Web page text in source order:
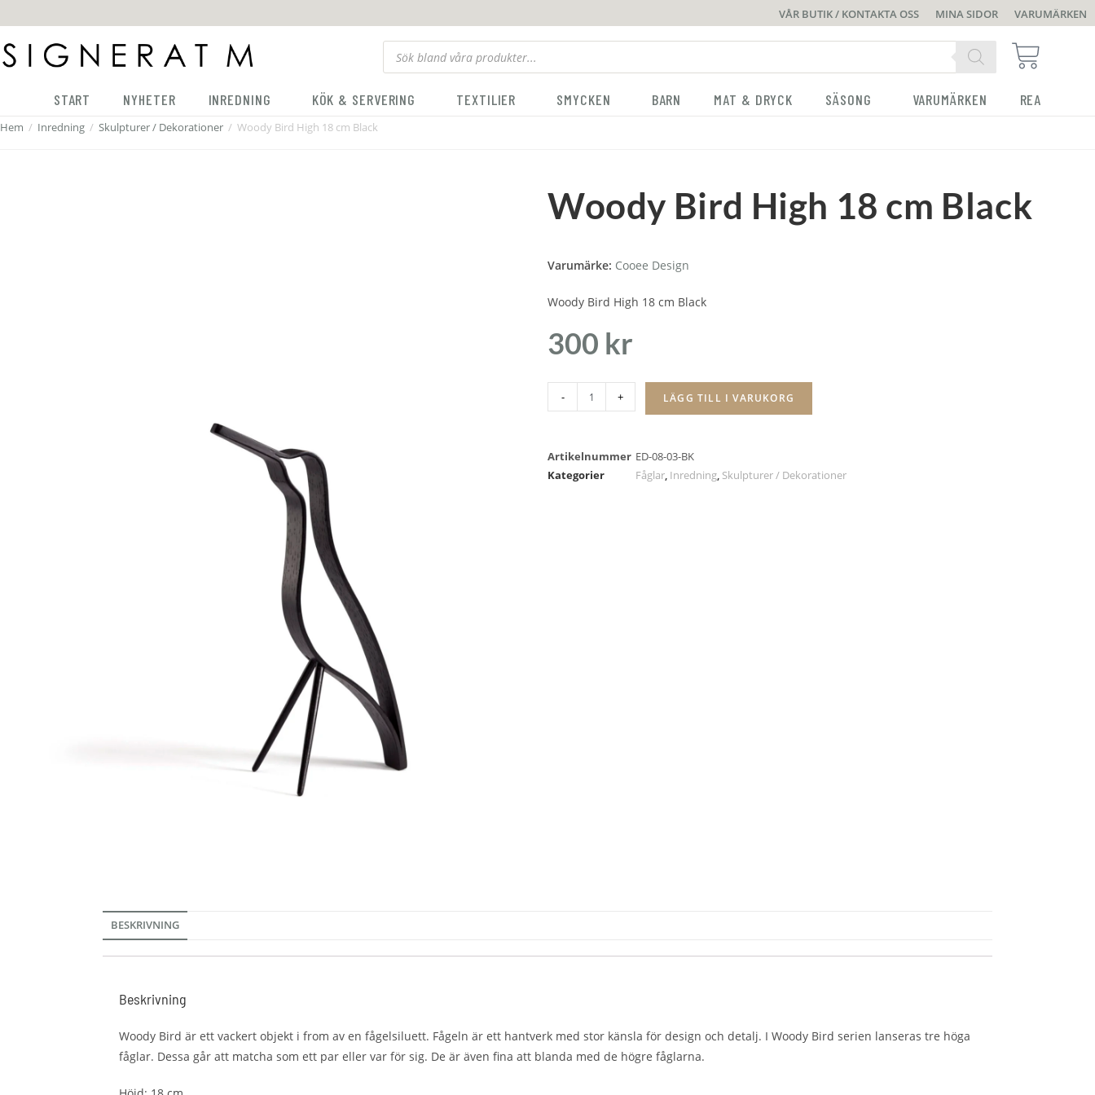
VÅR BUTIK / KONTAKTA OSS MINA SIDOR VARUMÄRKEN
START NYHETER INREDNING KÖK & SERVERING TEXTILIER SMYCKEN BARN MAT & DRYCK SÄSONG VARUMÄRKEN REA
Hem / Inredning / Skulpturer / Dekorationer / Woody Bird High 18 cm Black
Woody Bird High 18 cm Black
Varumärke: Cooee Design
Woody Bird High 18 cm Black
300 kr
- + LÄGG TILL I VARUKORG
Artikelnummer ED-08-03-BK
Kategorier
Fåglar, Inredning, Skulpturer / Dekorationer
BESKRIVNING
Beskrivning
Woody Bird är ett vackert objekt i from av en fågelsiluett. Fågeln är ett hantverk med stor känsla för design och detalj. I Woody Bird serien lanseras tre höga
fåglar. Dessa går att matcha som ett par eller var för sig. De är även fina att blanda med de högre fåglarna.